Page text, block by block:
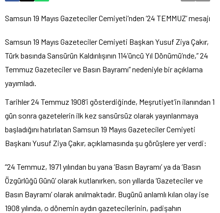
Samsun 19 Mayıs Gazeteciler Cemiyeti’nden ’24 TEMMUZ’ mesajı
Samsun 19 Mayıs Gazeteciler Cemiyeti Başkan Yusuf Ziya Çakır,
Türk basında Sansürün Kaldırılışının 114’üncü Yıl Dönümü’nde,” 24
Temmuz Gazeteciler ve Basın Bayramı” nedeniyle bir açıklama
yayımladı.
Tarihler 24 Temmuz 1908’i gösterdiğinde, Meşrutiyet’in ilanından 1
gün sonra gazetelerin ilk kez sansürsüz olarak yayınlanmaya
başladığını hatırlatan Samsun 19 Mayıs Gazeteciler Cemiyeti
Başkanı Yusuf Ziya Çakır, açıklamasında şu görüşlere yer verdi:
“24 Temmuz, 1971 yılından bu yana ‘Basın Bayramı’ ya da ‘Basın
Özgürlüğü Günü’ olarak kutlanırken, son yıllarda ‘Gazeteciler ve
Basın Bayramı’ olarak anılmaktadır. Bugünü anlamlı kılan olay ise
1908 yılında, o dönemin aydın gazetecilerinin, padişahın